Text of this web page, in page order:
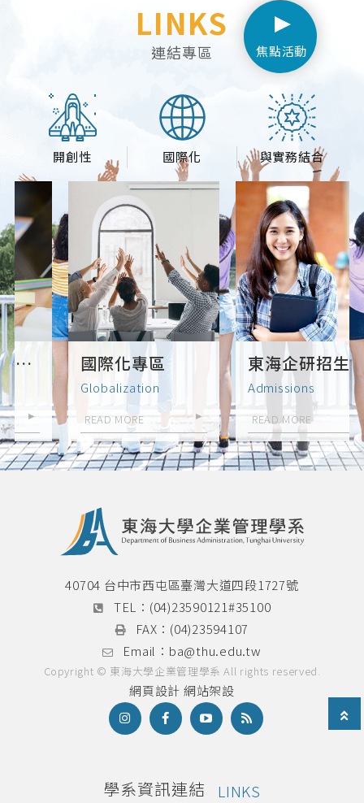
焦點活動
LINKS
連結專區
開創性 國際化 與實務結合
國際化專區
Globalization
READ MORE
東海企研招生
Admissions
READ MORE
40704 台中市西屯區臺灣大道四段1727號
TEL： (04)23590121#35100
FAX： (04)23594107
Email： ba@thu.edu.tw
Copyright © 東海大學企業管理學系 All rights reserved.
網頁設計 網站架設
學系資訊連結 LINKS